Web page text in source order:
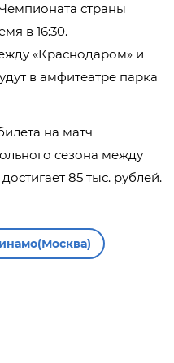
страны
в 16:30.
«Краснодаром» и
в амфитеатре парка
на матч
сезона между
85 тыс. рублей.